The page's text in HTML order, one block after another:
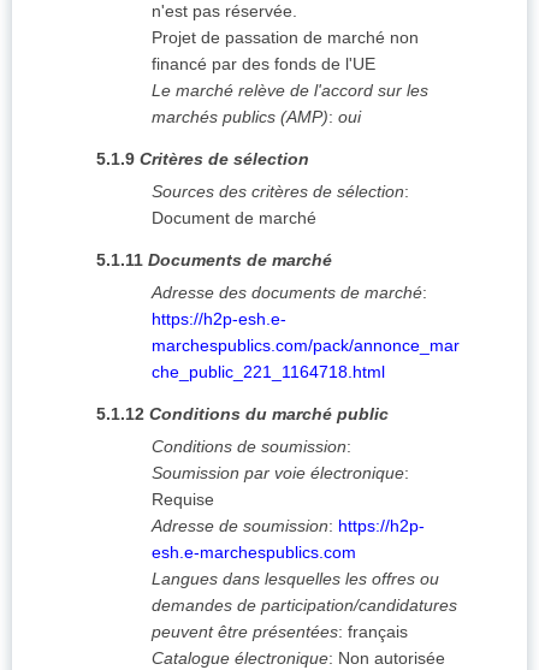
n'est pas réservée.
Projet de passation de marché non
financé par des fonds de l'UE
Le marché relève de l'accord sur les
marchés publics (AMP): oui
5.1.9 Critères de sélection
Sources des critères de sélection:
Document de marché
5.1.11 Documents de marché
Adresse des documents de marché:
https://h2p-esh.e-
marchespublics.com/pack/annonce_mar
che_public_221_1164718.html
5.1.12 Conditions du marché public
Conditions de soumission:
Soumission par voie électronique:
Requise
Adresse de soumission: https://h2p-
esh.e-marchespublics.com
Langues dans lesquelles les offres ou
demandes de participation/candidatures
peuvent être présentées: français
Catalogue électronique: Non autorisée